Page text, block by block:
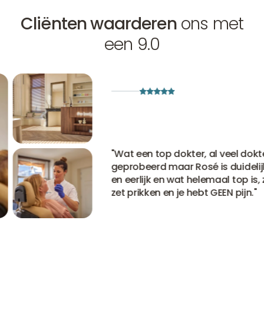
Cliënten waarderenons met
een 9.0
Wat een top dokter, al veel dokters
geprobeerd maar Rosé is duidelijk
en eerlijk en wat helemaal top is, ze
zet prikken en je hebt GEEN pijn."